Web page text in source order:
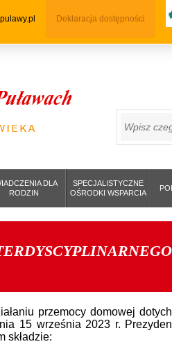
Deklaracja dostępności
SZUKAJ
DLA
RODZIN
SPECJALISTYCZNE
OŚRODKI WSPARCIA
przemocy domowej
15 września 2023 r.
składzie: